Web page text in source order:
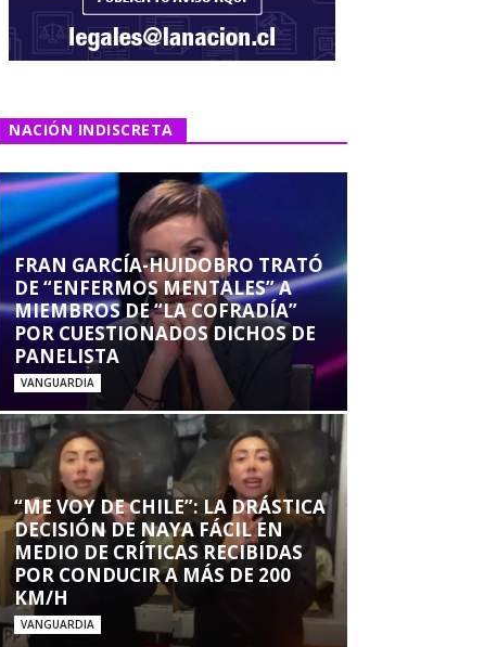
NACIÓN INDISCRETA
FRAN GARCÍA-HUIDOBRO TRATÓ
DE “ENFERMOS MENTALES” A
MIEMBROS DE “LA COFRADÍA”
POR CUESTIONADOS DICHOS DE
PANELISTA
VANGUARDIA
“ME VOY DE CHILE”: LA DRÁSTICA
DECISIÓN DE NAYA FÁCIL EN
MEDIO DE CRÍTICAS RECIBIDAS
POR CONDUCIR A MÁS DE 200
KM/H
VANGUARDIA